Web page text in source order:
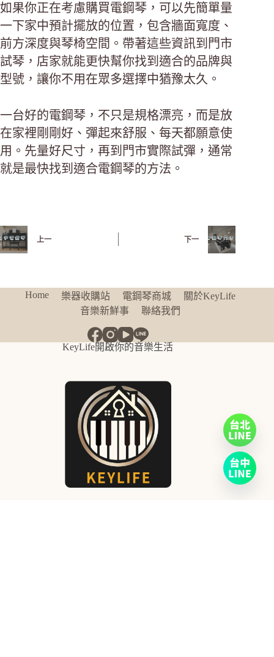
如果你正在考慮購買電鋼琴，可以先簡單量
一下家中預計擺放的位置，包含牆面寬度、
前方深度與琴椅空間。帶著這些資訊到門市
試琴，店家就能更快幫你找到適合的品牌與
型號，讓你不用在眾多選擇中猶豫太久。
一台好的電鋼琴，不只是規格漂亮，而是放
在家裡剛剛好、彈起來舒服、每天都願意使
用。先量好尺寸，再到門市實際試彈，通常
就是最快找到適合電鋼琴的方法。
上一 下一
Home 樂器收購站 電鋼琴商城
關於KeyLife
音樂新鮮事
聯絡我們
KeyLife開啟你的音樂生活